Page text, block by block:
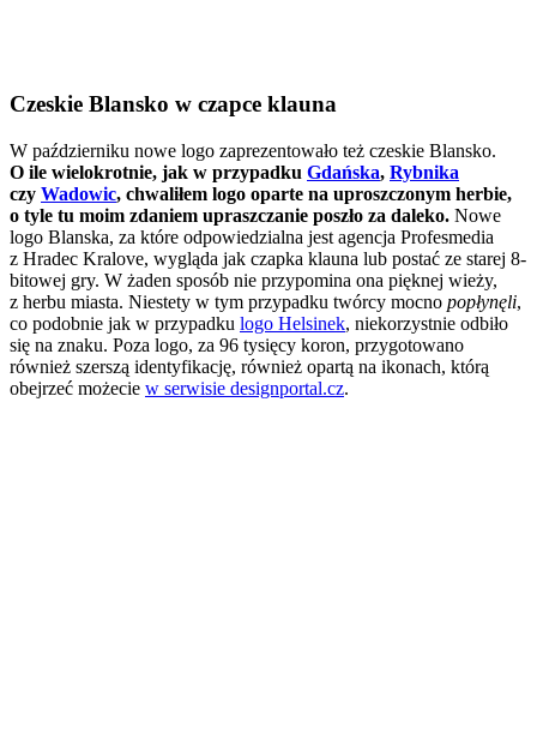
Czeskie Blansko w czapce klauna
W październiku nowe logo zaprezentowało też czeskie Blansko.
O ile wielokrotnie, jak w przypadku Gdańska, Rybnika
czy Wadowic, chwaliłem logo oparte na uproszczonym herbie,
o tyle tu moim zdaniem upraszczanie poszło za daleko. Nowe
logo Blanska, za które odpowiedzialna jest agencja Profesmedia
z Hradec Kralove, wygląda jak czapka klauna lub postać ze starej 8-
bitowej gry. W żaden sposób nie przypomina ona pięknej wieży,
z herbu miasta. Niestety w tym przypadku twórcy mocno popłynęli,
co podobnie jak w przypadku logo Helsinek, niekorzystnie odbiło
się na znaku. Poza logo, za 96 tysięcy koron, przygotowano
również szerszą identyfikację, również opartą na ikonach, którą
obejrzeć możecie w serwisie designportal.cz.